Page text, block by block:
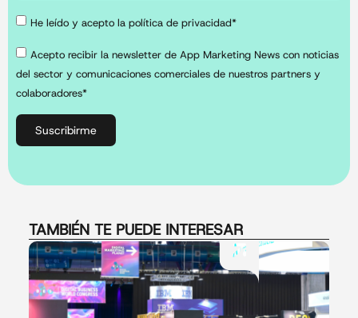
He leído y acepto la política de privacidad*
Acepto recibir la newsletter de App Marketing News con noticias
del sector y comunicaciones comerciales de nuestros partners y
colaboradores*
Suscribirme
TAMBIÉN TE PUEDE INTERESAR